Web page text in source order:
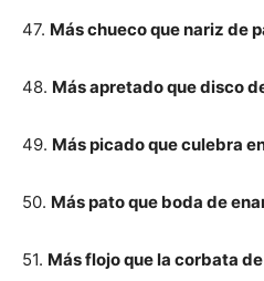
47. Más chueco que nariz de
48. Más apretado que disco
49. Más picado que culebra
50. Más pato que boda de
51. Más flojo que la corbata